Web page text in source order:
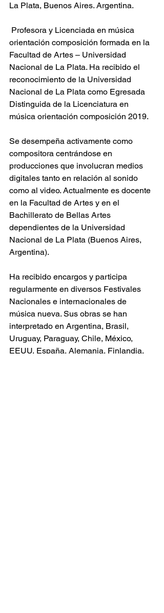
La Plata, Buenos Aires. Argentina.
orientación composición formada en la
Facultad de Artes – Universidad
Nacional de La Plata. Ha recibido el
reconocimiento de la Universidad
Nacional de La Plata como Egresada
Distinguida de la Licenciatura en
música orientación composición 2019.
Se desempeña activamente como
compositora centrándose en
producciones que involucran medios
digitales tanto en relación al sonido
como al video. Actualmente es docente
en la Facultad de Artes y en el
Bachillerato de Bellas Artes
dependientes de la Universidad
Nacional de La Plata (Buenos Aires,
Argentina).
Ha recibido encargos y participa
regularmente en diversos Festivales
Nacionales e internacionales de
música nueva. Sus obras se han
interpretado en Argentina, Brasil,
Uruguay, Paraguay, Chile, México,
EEUU, España, Alemania, Finlandia,